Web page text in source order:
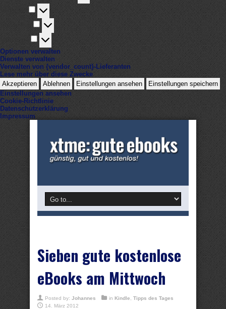
Vorlieben
Vorlieben
Statistiken Statistiken
Marketing
Marketing
Optionen verwalten
Dienste verwalten
Verwalten von {vendor_count}-Lieferanten
Lese mehr über diese Zwecke
Akzeptieren
Ablehnen Einstellungen ansehen
Einstellungen speichern
Einstellungen ansehen
Cookie-Richtlinie
Datenschutzerklärung
Impressum
Sieben gute kostenlose
eBooks am Mittwoch
Posted by: Johannes in Kindle
Tipps des Tages
14. März 2012